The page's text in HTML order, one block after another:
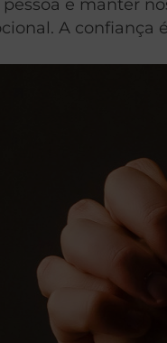
e manter
A confiança